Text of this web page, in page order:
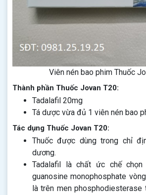
Viên nén bao phim Thuốc
Thành phần Thuốc Jovan T20:
Tadalafil 20mg
Tá dược vừa đủ 1 viên nén bao
Tác dụng Thuốc Jovan T20:
Thuốc được dùng trong chỉ
dương.
Tadalafil là chất ức chế
guanosine monophosphate
là trên men phosphodiesterase